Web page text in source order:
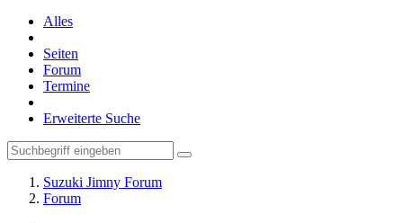
Alles
Seiten
Forum
Termine
Erweiterte Suche
Suzuki Jimny Forum
Forum